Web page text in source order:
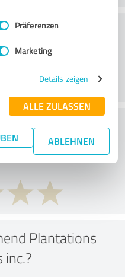
Präferenzen
Marketing
Details zeigen
ALLE ZULASSEN
ABLEHNEN
of the price to
ratio?
Plantations
inc.?